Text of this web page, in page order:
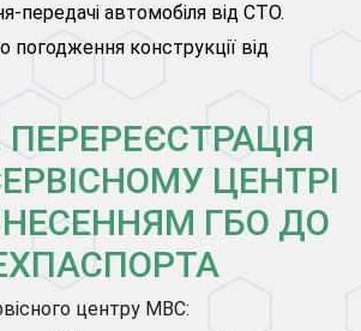
передачі автомобіля від СТО.
погодження конструкції від
ПЕРЕРЕЄСТРАЦІЯ
ЦЕНТРІ
ГБО ДО
центру МВС: